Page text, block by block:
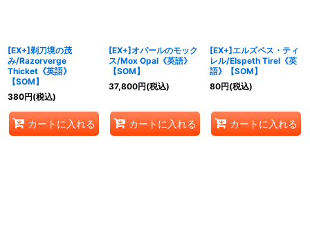
[EX+]剃刀境の茂
み/Razorverge
Thicket《英語》
【SOM】
380円(税込)
カートに入れる
[EX+]オパールのモック
ス/Mox Opal《英語》
【SOM】
37,800円(税込)
カートに入れる
[EX+]エルズペス・ティ
レル/Elspeth Tirel《英
語》【SOM】
80円(税込)
カートに入れる